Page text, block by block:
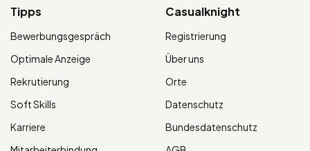
Tipps
Bewerbungsgespräch
Optimale Anzeige
Rekrutierung
Soft Skills
Karriere
Casualknight
Registrierung
Über uns
Orte
Datenschutz
Bundesdatenschutz